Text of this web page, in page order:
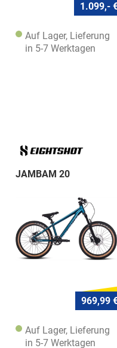
1.099,-
Auf Lager, Lieferung
in 5-7 Werktagen
JAMBAM 20
969,99
Auf Lager, Lieferung
in 5-7 Werktagen